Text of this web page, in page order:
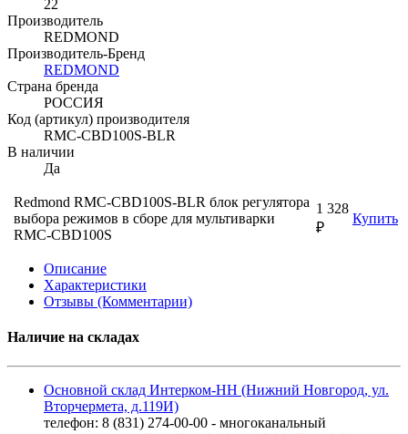
22
Производитель
REDMOND
Производитель-Бренд
REDMOND
Страна бренда
РОССИЯ
Код (артикул) производителя
RMC-CBD100S-BLR
В наличии
Да
Redmond RMC-CBD100S-BLR блок регулятора
выбора режимов в сборе для мультиварки
RMC-CBD100S
1 328
₽
Купить
Описание
Характеристики
Отзывы (Комментарии)
Наличие на складах
Основной склад Интерком-НН (Нижний Новгород, ул.
Вторчермета, д.119И)
телефон: 8 (831) 274-00-00 - многоканальный